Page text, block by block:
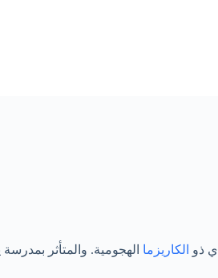
ذو الكاريزما الهجومية. والمتأثر